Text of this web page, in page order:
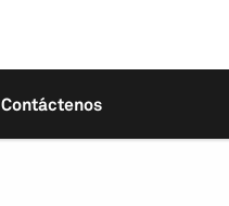
Contáctenos